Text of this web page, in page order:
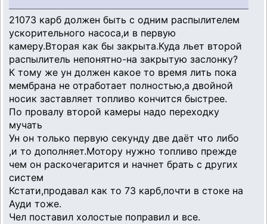
21073 карб должен быть с одним распылителем
ускорительного насоса,и в первую
камеру.Вторая как бы закрыта.Куда льет второй
распылитель непонятно-на закрытую заслонку?
К тому же ун должен какое то время лить пока
мембрана не отработает полностью,а двойной
носик заставляет топливо кончится быстрее.
По провалу второй камеры надо переходку
мучать
Ун он только первую секунду две даёт что либо
,и то дополняет.Мотору нужно топливо прежде
чем он раскочегарится и начнет брать с других
систем
Кстати,продавал как то 73 карб,почти в стоке на
Ауди тоже.
Чел поставил холостые поправил и все.